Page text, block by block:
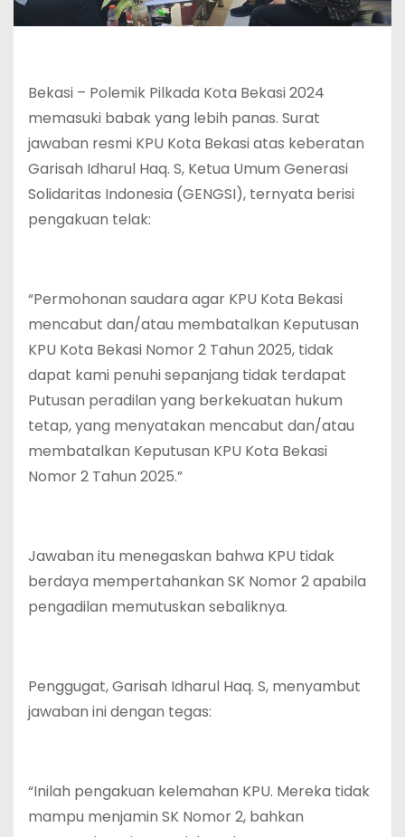
Bekasi – Polemik Pilkada Kota Bekasi 2024
memasuki babak yang lebih panas. Surat
jawaban resmi KPU Kota Bekasi atas keberatan
Garisah Idharul Haq. S, Ketua Umum Generasi
Solidaritas Indonesia (GENGSI), ternyata berisi
pengakuan telak:
“Permohonan saudara agar KPU Kota Bekasi
mencabut dan/atau membatalkan Keputusan
KPU Kota Bekasi Nomor 2 Tahun 2025, tidak
dapat kami penuhi sepanjang tidak terdapat
Putusan peradilan yang berkekuatan hukum
tetap, yang menyatakan mencabut dan/atau
membatalkan Keputusan KPU Kota Bekasi
Nomor 2 Tahun 2025.”
Jawaban itu menegaskan bahwa KPU tidak
berdaya mempertahankan SK Nomor 2 apabila
pengadilan memutuskan sebaliknya.
Penggugat, Garisah Idharul Haq. S, menyambut
jawaban ini dengan tegas:
“Inilah pengakuan kelemahan KPU. Mereka tidak
mampu menjamin SK Nomor 2, bahkan